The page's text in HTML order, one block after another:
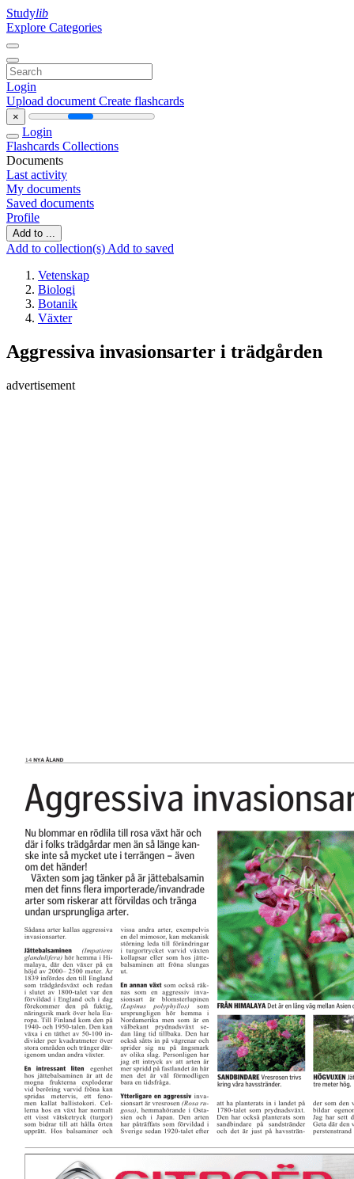
Studylib
Explore Categories
Login
Upload document Create flashcards
×
Login
Flashcards Collections
Documents
Last activity
My documents
Saved documents
Profile
Add to ...
Add to collection(s) Add to saved
Vetenskap
Biologi
Botanik
Växter
Aggressiva invasionsarter i trädgården
advertisement